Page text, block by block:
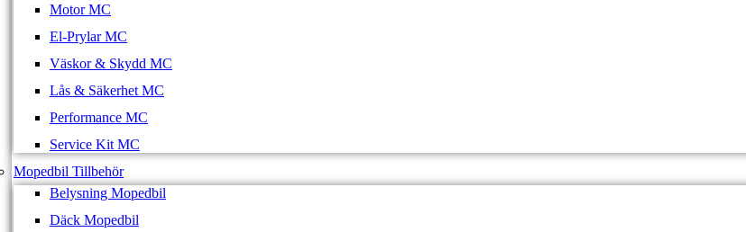
Motor MC
El-Prylar MC
Väskor & Skydd MC
Lås & Säkerhet MC
Performance MC
Service Kit MC
Mopedbil Tillbehör
Belysning Mopedbil
Däck Mopedbil